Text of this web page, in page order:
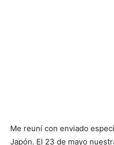
Me reuní con enviado
Japón. El 23 de mayo